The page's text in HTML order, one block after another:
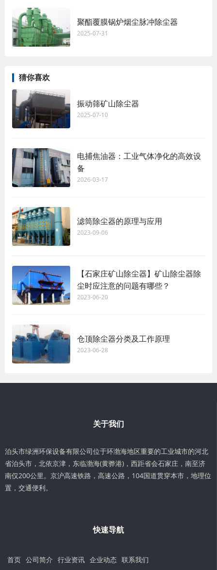
聚酯覆膜锅炉烟尘脉冲除尘器
2025-07-31
猜你喜欢
振动筛矿山除尘器
2025-07-10
电捕焦油器：工业气体净化的高效设
备
2026-03-17
滤筒除尘器的原理与应用
2023-09-06
【石家庄矿山除尘器】矿山除尘器除
尘时应注意的问题有哪些？
2023-06-20
仓顶除尘器分类及工作原理
2023-06-28
关于我们
泊头市绿洲环保设备有限公司位于环渤海地区重要的工业城市的河北
省泊头市，北依京津，东临渤海(黄骅港)，西距省会石家庄，南至济
南仅200公里。京沪高速铁路，高速公路，104国道贯穿本市，地理位
置，交通便利。
快速导航
首页 公司简介 行业资讯 企业动态 联系我们